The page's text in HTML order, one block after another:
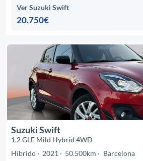
Ver Suzuki Swift
20.750€
Suzuki Swift
1.2 GLE Mild Hybrid 4WD
Híbrido
2021 50.500km Barcelona